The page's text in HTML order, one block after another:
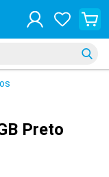
Preto